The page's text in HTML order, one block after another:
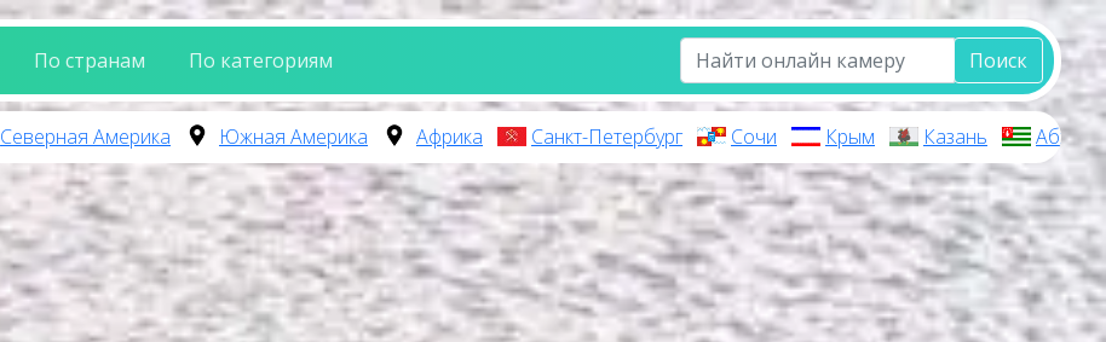
По странам По категориям Поиск
Северная Америка Южная Америка Африка Санкт-Петербург Сочи Крым Казань